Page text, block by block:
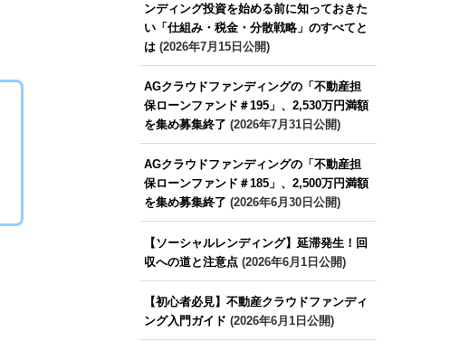
ンディング投資を始める前に知っておきた
い「仕組み・税金・分散戦略」のすべてと
は(2026年7月15日公開)
AGクラウドファンディングの「不動産担
保ローンファンド＃195」、2,530万円満額
を集め募集終了 (2026年7月31日公開)
AGクラウドファンディングの「不動産担
保ローンファンド＃185」、2,500万円満額
を集め募集終了 (2026年6月30日公開)
【ソーシャルレンディング】延滞発生！回
収への道と注意点(2026年6月1日公開)
【初心者必見】不動産クラウドファンディ
ング入門ガイド (2026年6月1日公開)